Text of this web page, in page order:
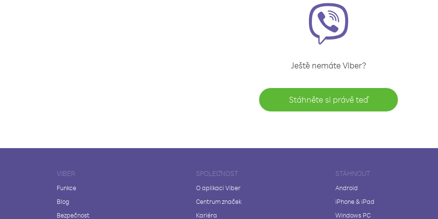
Ještě nemáte Viber?
Stáhněte si právě teď
VIBER
Funkce
Blog
Bezpečnost
SPOLEČNOST
O aplikaci Viber
Centrum značek
Kariéra
STÁHNOUT
Android
iPhone & iPad
Windows PC